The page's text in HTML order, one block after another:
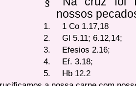
nossos
1.
1 Co 1.17,18
2.
Gl 5.11; 6.12,14;
3.
Efesios 2.16;
4.
Ef. 3.18;
5.
Hb 12.2